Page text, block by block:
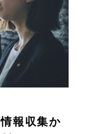
報収集か